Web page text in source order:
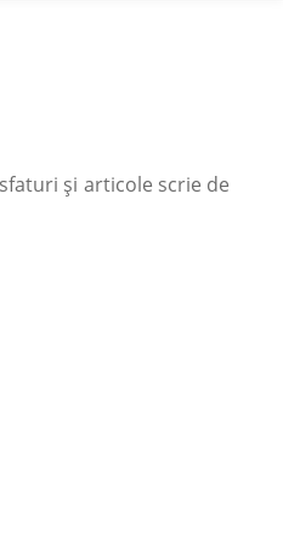
și articole scrie de